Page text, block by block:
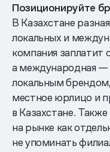
Позиционируйте
В Казахстане
локальных и
компания заплатит
а международная —
локальным
местное юрлицо и
в Казахстане.
на рынке как
не упоминать